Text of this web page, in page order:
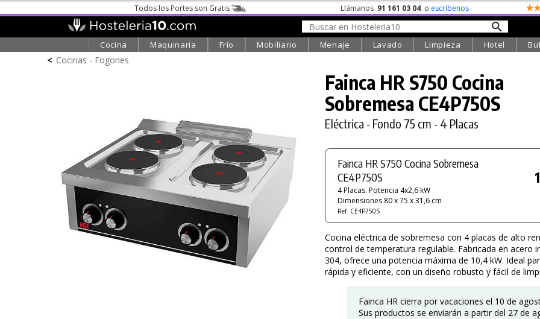
Todos los Portes son Gratis Llámanos 91 161 03 04 o escríbenos
Cocina Maquinaria Frío Mobiliario Menaje Lavado Limpieza Hotel
< Cocinas - Fogones
Fainca HR S750 Cocina
Sobremesa CE4P750S
Eléctrica - Fondo 75 cm - 4 Placas
Fainca HR S750 Cocina Sobremesa
CE4P750S
4 Placas. Potencia 4x2,6 kW
Dimensiones 80 x 75 x 31,6 cm
Ref. CE4P750S
Cocina eléctrica de sobremesa con 4 placas de alto
control de temperatura regulable. Fabricada en acero
304, ofrece una potencia máxima de 10,4 kW. Ideal
rápida y eficiente, con un diseño robusto y fácil de
Fainca HR cierra por vacaciones el 10 de
Sus productos se enviarán a partir del 27 de